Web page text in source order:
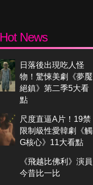
Hot News
日落後出現吃人怪
物！驚悚美劇《夢魘
絕鎮》第二季5大看
點
尺度直逼A片！19禁
限制級性愛韓劇《觸
G核心》11大看點
《飛越比佛利》演員
今昔比一比